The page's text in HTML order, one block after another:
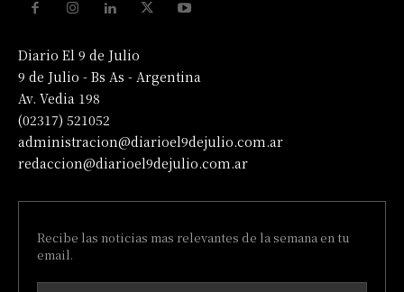
Diario El 9 de Julio
9 de Julio - Bs As - Argentina
Av. Vedia 198
(02317) 521052
administracion@diarioel9dejulio.com.ar
redaccion@diarioel9dejulio.com.ar
Recibe las noticias mas relevantes de la semana en tu
email.